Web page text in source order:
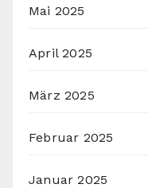
Mai 2025
April 2025
März 2025
Februar 2025
Januar 2025